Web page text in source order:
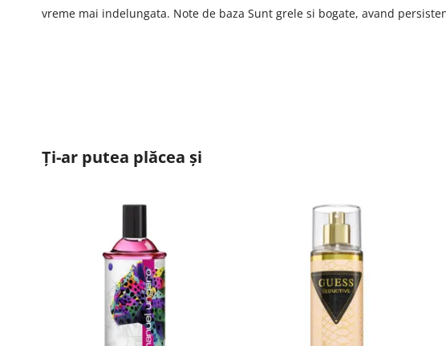
vreme mai indelungata. Note de baza Sunt grele si bogate, avand
Ți-ar putea plăcea și